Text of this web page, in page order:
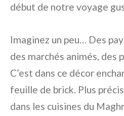
début de notre voyage
Imaginez un peu… Des
des marchés animés, des
C’est dans ce décor
feuille de brick. Plus
dans les cuisines du